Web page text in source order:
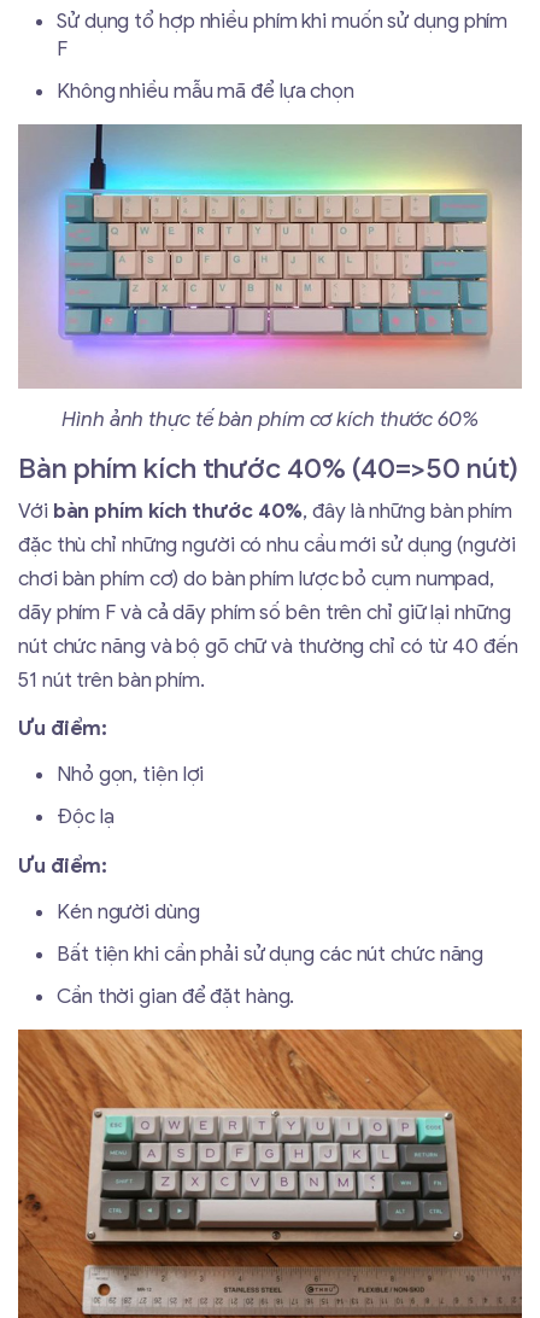
Sử dụng tổ hợp nhiều phím khi muốn sử dụng phím
F
Không nhiều mẫu mã để lựa chọn
Hình ảnh thực tế bàn phím cơ kích thước 60%
Bàn phím kích thước 40% (40=>50 nút)
Với bàn phím kích thước 40%, đây là những bàn phím
đặc thù chỉ những người có nhu cầu mới sử dụng (người
chơi bàn phím cơ) do bàn phím lược bỏ cụm numpad,
dãy phím F và cả dãy phím số bên trên chỉ giữ lại những
nút chức năng và bộ gõ chữ và thường chỉ có từ 40 đến
51 nút trên bàn phím.
Ưu điểm:
Nhỏ gọn, tiện lợi
Độc lạ
Ưu điểm:
Kén người dùng
Bất tiện khi cần phải sử dụng các nút chức năng
Cần thời gian để đặt hàng.